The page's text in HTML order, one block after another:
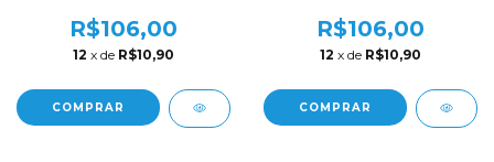
R$106,00
12 x de R$10,90
COMPRAR
R$106,00
12 x de R$10,90
COMPRAR